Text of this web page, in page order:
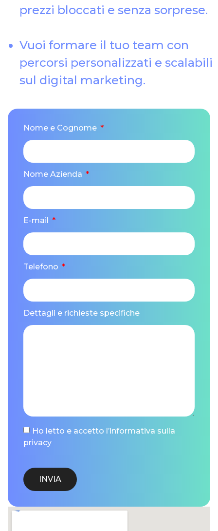
prezzi bloccati e senza sorprese.
Vuoi formare il tuo team con
percorsi personalizzati e scalabili
sul digital marketing.
Nome e Cognome
Nome Azienda
E-mail
Telefono
Dettagli e richieste specifiche
Ho letto e accetto l’informativa sulla
privacy
INVIA